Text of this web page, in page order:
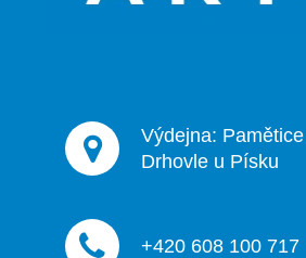
Výdejna:
Drhovle u Písku
+420 608 100 717